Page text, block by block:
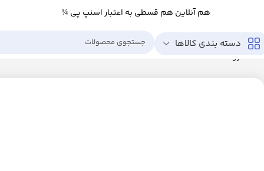
هم آنلاین هم قسطی به اعتبار اسنپ پی ¼
دسته بندی کالاها
فروشگاه